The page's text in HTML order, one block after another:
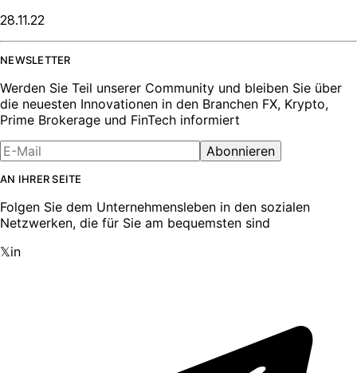
28.11.22
NEWSLETTER
Werden Sie Teil unserer Community und bleiben Sie über
die neuesten Innovationen in den Branchen FX, Krypto,
Prime Brokerage und FinTech informiert
Abonnieren
AN IHRER SEITE
Folgen Sie dem Unternehmensleben in den sozialen
Netzwerken, die für Sie am bequemsten sind
𝕏in